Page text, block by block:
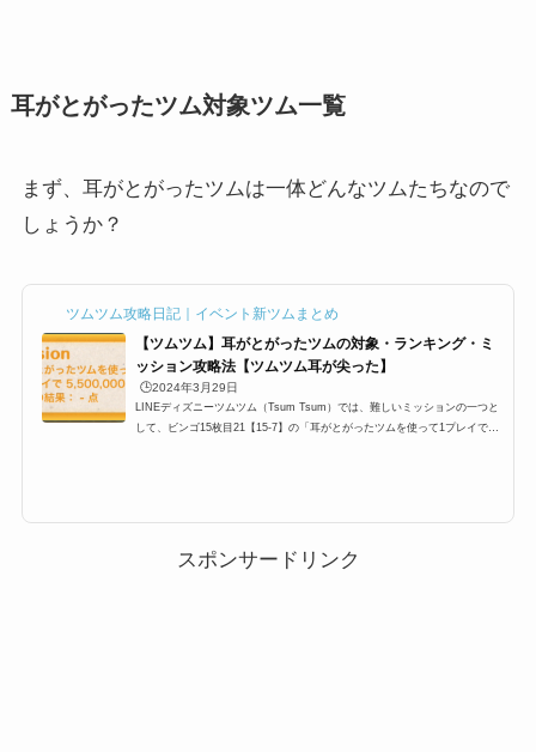
耳がとがったツム対象ツム一覧
まず、耳がとがったツムは一体どんなツムたちなので
しょうか？
ツムツム攻略日記｜イベント新ツムまとめ
【ツムツム】耳がとがったツムの対象・ランキング・ミ
ッション攻略法【ツムツム耳が尖った】
🕒️2024年3月29日
LINEディズニーツムツム（Tsum Tsum）では、難しいミッションの一つと
して、ビンゴ15枚目21【15-7】の「耳がとがったツムを使って1プレイで55
と、その攻略のコツ、おすすめ...
スポンサードリンク